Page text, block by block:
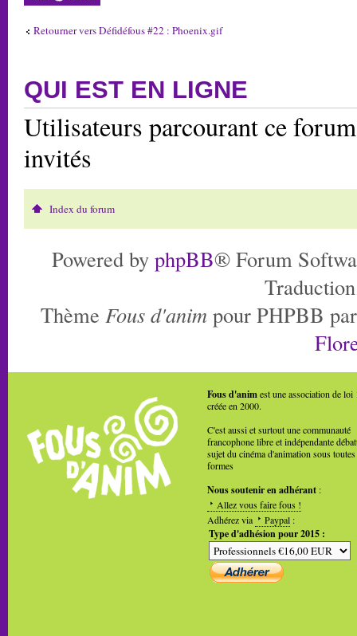
Retourner vers Défidéfous #22 : Phoenix.gif
QUI EST EN LIGNE
Utilisateurs parcourant ce
invités
Index du forum
Powered by phpBB® Forum
Thème Fous d'anim pour PHPBB
Fous d'animest une association de loi
créée en 2000.
C'est aussi et surtout une communauté
francophone libre et indépendante
sujet du cinéma d'animation sous toutes
formes
Nous soutenir en adhérant :
Allez vous faire fous !
Adhérez via
Paypal :
Type d'adhésion pour 2015 :